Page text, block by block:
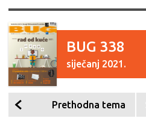
BUG 338
siječanj 2021.
Prethodna tema